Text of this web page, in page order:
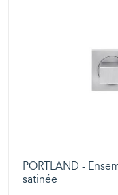
PORTLAND -
satinée